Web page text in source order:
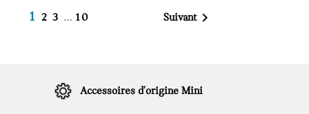
123 … 10 Suivant
Accessoires d'origine Mini